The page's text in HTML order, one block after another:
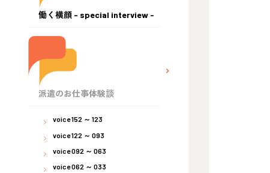
働く横顔 - special interview -
派遣のお仕事体験談
voice 152 ～ 123
voice 122 ～ 093
voice 092 ～ 063
voice 062 ～ 033